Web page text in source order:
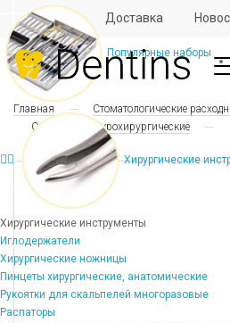
Отзывы Доставка
Популярные наборы
Хирургические
Хирургические инструменты
Иглодержатели
Хирургические ножницы
Пинцеты хирургические, анатомические
Рукоятки для скальпелей многоразовые
Распаторы
Главная
Стоматологические
Скальпели микрохирургические